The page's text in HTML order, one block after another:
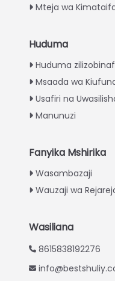
Mteja wa
Huduma
Huduma
Msaada wa
Usafiri na
Manunuzi
Fanyika Mshirika
Wasambazaji
Wauzaji wa
Wasiliana
8615838192276
Spanish
Chinese
Hindi
Japanese
Vietnamese
Thai
Turkish
Greek